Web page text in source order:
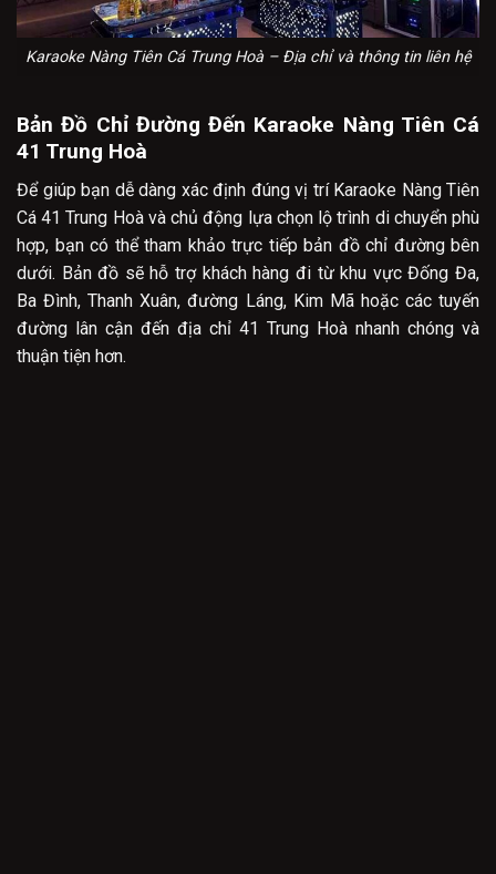
Karaoke Nàng Tiên Cá Trung Hoà – Địa chỉ và thông tin liên hệ
Bản Đồ Chỉ Đường Đến Karaoke Nàng Tiên Cá
41 Trung Hoà
Để giúp bạn dễ dàng xác định đúng vị trí Karaoke Nàng Tiên
Cá 41 Trung Hoà và chủ động lựa chọn lộ trình di chuyển phù
hợp, bạn có thể tham khảo trực tiếp bản đồ chỉ đường bên
dưới. Bản đồ sẽ hỗ trợ khách hàng đi từ khu vực Đống Đa,
Ba Đình, Thanh Xuân, đường Láng, Kim Mã hoặc các tuyến
đường lân cận đến địa chỉ 41 Trung Hoà nhanh chóng và
thuận tiện hơn.